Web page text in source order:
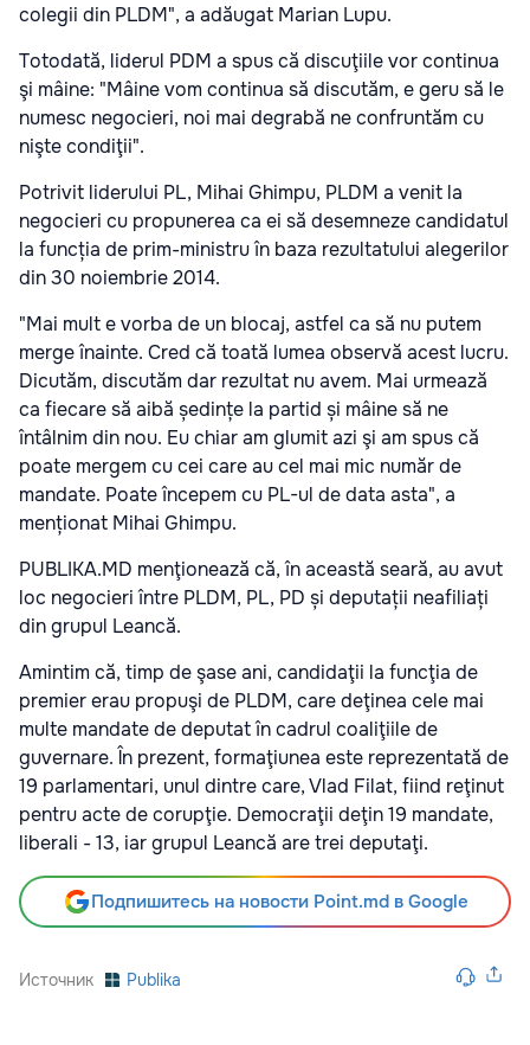
colegii din PLDM", a adăugat Marian Lupu.
Totodată, liderul PDM a spus că discuţiile vor continua
şi mâine: "Mâine vom continua să discutăm, e geru să le
numesc negocieri, noi mai degrabă ne confruntăm cu
nişte condiţii".
Potrivit liderului PL, Mihai Ghimpu, PLDM a venit la
negocieri cu propunerea ca ei să desemneze candidatul
la funcția de prim-ministru în baza rezultatului alegerilor
din 30 noiembrie 2014.
"Mai mult e vorba de un blocaj, astfel ca să nu putem
merge înainte. Cred că toată lumea observă acest lucru.
Dicutăm, discutăm dar rezultat nu avem. Mai urmează
ca fiecare să aibă ședințe la partid și mâine să ne
întâlnim din nou. Eu chiar am glumit azi şi am spus că
poate mergem cu cei care au cel mai mic număr de
mandate. Poate începem cu PL-ul de data asta", a
menționat Mihai Ghimpu.
PUBLIKA.MD menţionează că, în această seară, au avut
loc negocieri între PLDM, PL, PD și deputații neafiliați
din grupul Leancă.
Amintim că, timp de şase ani, candidaţii la funcţia de
premier erau propuşi de PLDM, care deţinea cele mai
multe mandate de deputat în cadrul coaliţiile de
guvernare. În prezent, formaţiunea este reprezentată de
19 parlamentari, unul dintre care, Vlad Filat, fiind reţinut
pentru acte de corupţie. Democraţii deţin 19 mandate,
liberali - 13, iar grupul Leancă are trei deputaţi.
Подпишитесь на новости Point.md в Google
Источник Publika